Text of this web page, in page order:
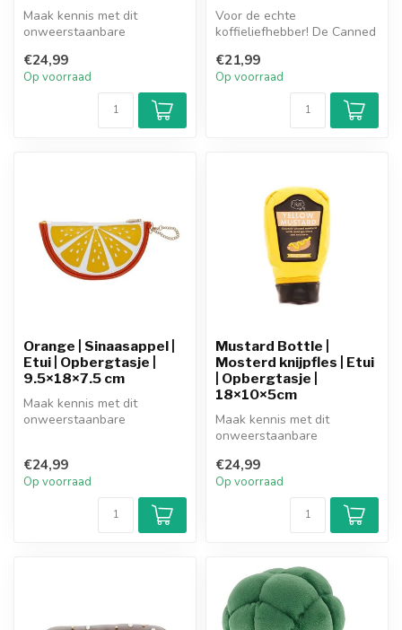
Maak kennis met dit
onweerstaanbare
je favoriete snac...
€24,99
Op voorraad
Voor de echte
koffieliefhebber! De Canned
origineel etuitje ...
€21,99
Op voorraad
Orange | Sinaasappel |
Etui | Opbergtasje |
9.5×18×7.5 cm
Maak kennis met dit
onweerstaanbare
€24,99
Op voorraad
Mustard Bottle |
Mosterd knijpfles | Etui
| Opbergtasje |
18×10×5cm
Maak kennis met dit
onweerstaanbare
je favoriete snac...
€24,99
Op voorraad